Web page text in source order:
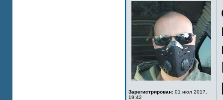
Зарегистрирован: 01 июл 2017,
19:42